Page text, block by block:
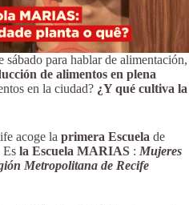
sábado para hablar de alimentación,
de alimentos en plena
en la ciudad? ¿Y qué cultiva la
acoge la primera Escuela de
Es la Escuela MARIAS : Mujeres
Metropolitana de Recife